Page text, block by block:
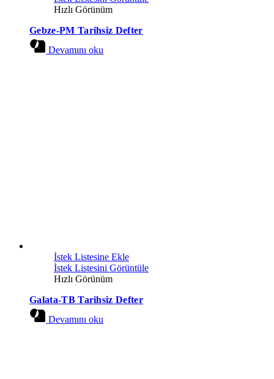
Hızlı Görünüm
Gebze-PM Tarihsiz Defter
Devamını oku
İstek Listesine Ekle
İstek Listesini Görüntüle
Hızlı Görünüm
Galata-TB Tarihsiz Defter
Devamını oku